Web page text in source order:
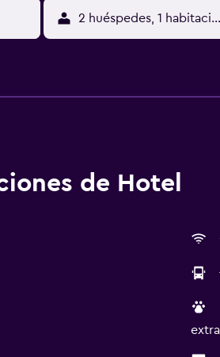
2 huéspedes, 1 habitación
de Hotel